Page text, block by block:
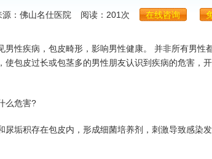
源：佛山名仕医院 阅读：201次 在线咨询
性疾病，包皮畸形，影响男性健康。 并非所有男性
使包皮过长或包茎多的男性朋友认识到疾病的危害，
么危害?
垢积存在包皮内，形成细菌培养剂，刺激导致感染